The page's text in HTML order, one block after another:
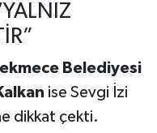
Belediyesi
ise Sevgi İzi
dikkat çekti.